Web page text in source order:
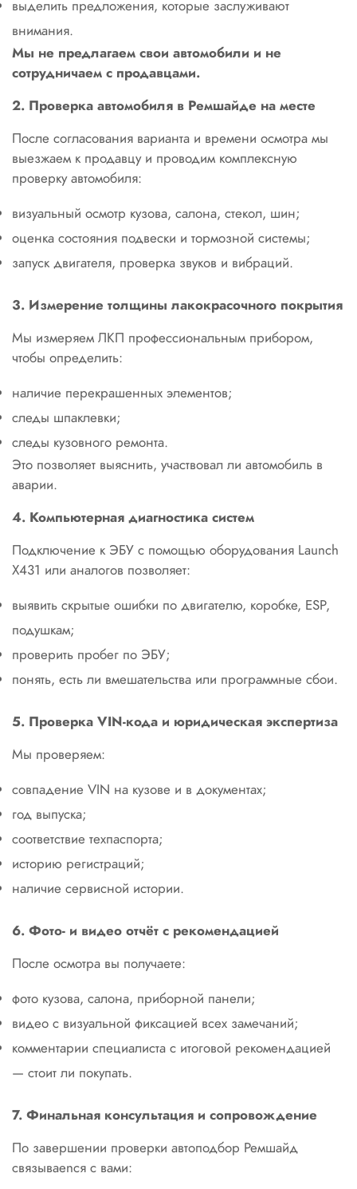
выделить предложения, которые заслуживают
внимания.
Мы не предлагаем свои автомобили и не
сотрудничаем с продавцами.
2. Проверка автомобиля в Ремшайде на месте
После согласования варианта и времени осмотра мы
выезжаем к продавцу и проводим комплексную
проверку автомобиля:
визуальный осмотр кузова, салона, стекол, шин;
оценка состояния подвески и тормозной системы;
запуск двигателя, проверка звуков и вибраций.
3. Измерение толщины лакокрасочного покрытия
Мы измеряем ЛКП профессиональным прибором,
чтобы определить:
наличие перекрашенных элементов;
следы шпаклевки;
следы кузовного ремонта.
Это позволяет выяснить, участвовал ли автомобиль в
аварии.
4. Компьютерная диагностика систем
Подключение к ЭБУ с помощью оборудования Launch
X431 или аналогов позволяет:
выявить скрытые ошибки по двигателю, коробке, ESP,
подушкам;
проверить пробег по ЭБУ;
понять, есть ли вмешательства или программные сбои.
5. Проверка VIN-кода и юридическая экспертиза
Мы проверяем:
совпадение VIN на кузове и в документах;
год выпуска;
соответствие техпаспорта;
историю регистраций;
наличие сервисной истории.
6. Фото- и видео отчёт с рекомендацией
После осмотра вы получаете:
фото кузова, салона, приборной панели;
видео с визуальной фиксацией всех замечаний;
комментарии специалиста с итоговой рекомендацией
— стоит ли покупать.
7. Финальная консультация и сопровождение
По завершении проверки автоподбор Ремшайд
связываеnся с вами: